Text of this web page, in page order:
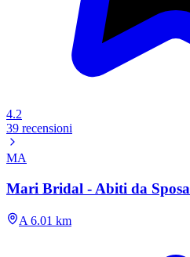
4.2
39 recensioni
MA
Mari Bridal - Abiti da
A 6.01 km